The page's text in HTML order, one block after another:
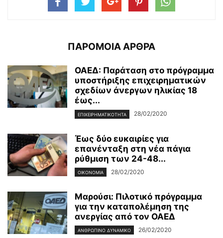
ΠΑΡΟΜΟΙΑ ΑΡΘΡΑ
ΟΑΕΔ: Παράταση στο πρόγραμμα
υποστήριξης επιχειρηματικών
σχεδίων άνεργων ηλικίας 18
έως...
ΕΠΙΧΕΙΡΗΜΑΤΙΚΌΤΗΤΑ 28/02/2020
Έως δύο ευκαιρίες για
επανένταξη στη νέα πάγια
ρύθμιση των 24-48...
ΟΙΚΟΝΟΜΊΑ 28/02/2020
Μαρούσι: Πιλοτικό πρόγραμμα
για την καταπολέμηση της
ανεργίας από τον ΟΑΕΔ
ΑΝΘΡΏΠΙΝΟ ΔΥΝΑΜΙΚΌ 26/02/2020